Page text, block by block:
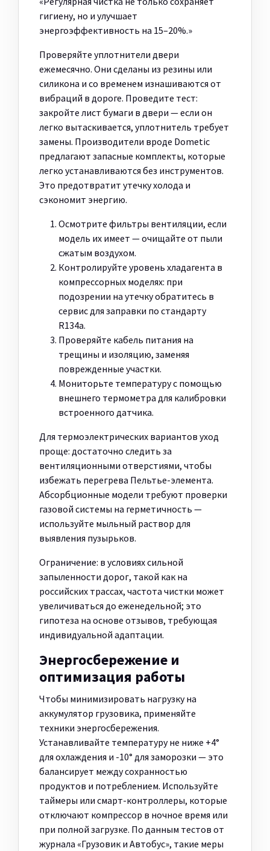
гигиену, но и улучшает
энергоэффективность на 15–20%.»
Проверяйте уплотнители двери
ежемесячно. Они сделаны из резины или
силикона и со временем изнашиваются от
вибраций в дороге. Проведите тест:
закройте лист бумаги в двери — если он
легко вытаскивается, уплотнитель требует
замены. Производители вроде Dometic
предлагают запасные комплекты, которые
легко устанавливаются без инструментов.
Это предотвратит утечку холода и
сэкономит энергию.
Осмотрите фильтры вентиляции, если
модель их имеет — очищайте от пыли
сжатым воздухом.
Контролируйте уровень хладагента в
компрессорных моделях: при
подозрении на утечку обратитесь в
сервис для заправки по стандарту
R134a.
Проверяйте кабель питания на
трещины и изоляцию, заменяя
поврежденные участки.
Мониторьте температуру с помощью
внешнего термометра для калибровки
встроенного датчика.
Для термоэлектрических вариантов уход
проще: достаточно следить за
вентиляционными отверстиями, чтобы
избежать перегрева Пельтье-элемента.
Абсорбционные модели требуют проверки
газовой системы на герметичность —
используйте мыльный раствор для
выявления пузырьков.
Ограничение: в условиях сильной
запыленности дорог, такой как на
российских трассах, частота чистки может
увеличиваться до еженедельной; это
гипотеза на основе отзывов, требующая
индивидуальной адаптации.
Энергосбережение и
оптимизация работы
Чтобы минимизировать нагрузку на
аккумулятор грузовика, применяйте
техники энергосбережения.
Устанавливайте температуру не ниже +4°
для охлаждения и -10° для заморозки — это
балансирует между сохранностью
продуктов и потреблением. Используйте
таймеры или смарт-контроллеры, которые
отключают компрессор в ночное время или
при полной загрузке. По данным тестов от
журнала «Грузовик и Автобус», такие меры